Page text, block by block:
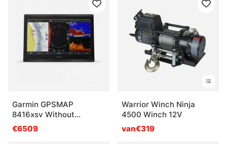
Garmin GPSMAP
8416xsv Without
Transducer
€6509
Warrior Winch Ninja
4500 Winch 12V
van€319